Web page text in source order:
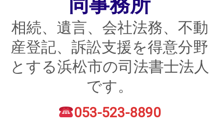
不動産登記
債務整理
住宅ローン返済にお困りの方
賃貸トラブル
同事務所
相続、遺言、会社法務、不動
産登記、訴訟支援を得意分野
とする浜松市の司法書士法人
です。
電話番号: 053-523-8890